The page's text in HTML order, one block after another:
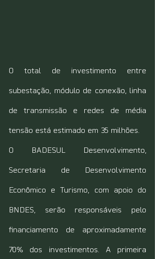
O total de investimento entre
subestação, módulo de conexão, linha
de transmissão e redes de média
tensão está estimado em 35 milhões.
O BADESUL Desenvolvimento,
Secretaria de Desenvolvimento
Econômico e Turismo, com apoio do
BNDES, serão responsáveis pelo
financiamento de aproximadamente
70% dos investimentos. A primeira